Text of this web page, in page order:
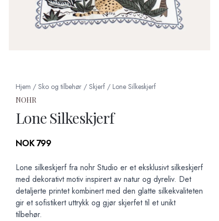
Hjem / Sko og tilbehør / Skjerf / Lone Silkeskjerf
NOHR
Lone Silkeskjerf
Produktdetaljer
NOK 799
Description
Lone silkeskjerf fra nohr Studio er et eksklusivt silkeskjerf
med dekorativt motiv inspirert av natur og dyreliv. Det
detaljerte printet kombinert med den glatte silkekvaliteten
gir et sofistikert uttrykk og gjør skjerfet til et unikt
tilbehør.